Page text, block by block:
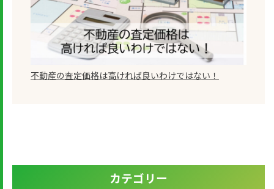
不動産の査定価格は高ければ良いわけではない！
カテゴリー